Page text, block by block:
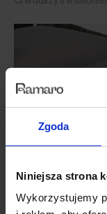
Zgoda
Niniejsza strona
Wykorzystujemy